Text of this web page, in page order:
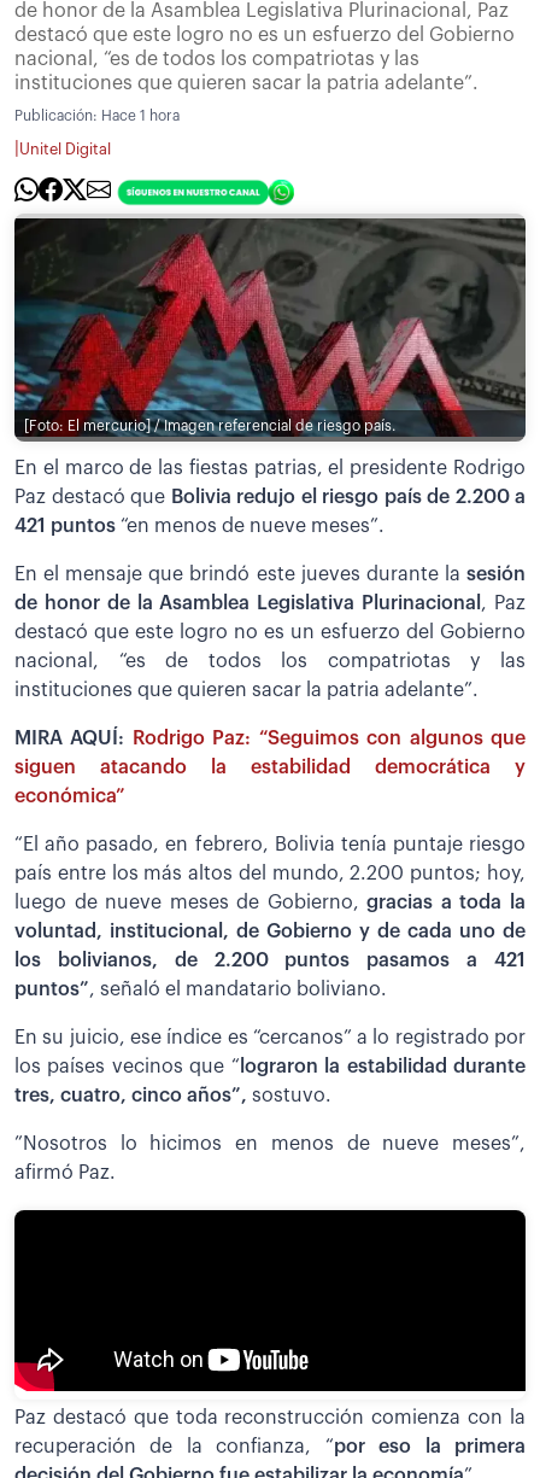
de honor de la Asamblea Legislativa Plurinacional, Paz
destacó que este logro no es un esfuerzo del Gobierno
nacional, “es de todos los compatriotas y las
instituciones que quieren sacar la patria adelante”.
Publicación: Hace 1 hora
Unitel Digital
[Foto: El mercurio] / Imagen referencial de riesgo país.
En el marco de las fiestas patrias, el presidente Rodrigo
Paz destacó que Bolivia redujo el riesgo país de 2.200 a
421 puntos “en menos de nueve meses”.
En el mensaje que brindó este jueves durante la sesión
de honor de la Asamblea Legislativa Plurinacional , Paz
destacó que este logro no es un esfuerzo del Gobierno
nacional, “es de todos los compatriotas y las
instituciones que quieren sacar la patria adelante”.
MIRA AQUÍ:
Rodrigo Paz: “Seguimos con algunos que
siguen atacando la estabilidad democrática y
económica”
“El año pasado, en febrero, Bolivia tenía puntaje riesgo
país entre los más altos del mundo, 2.200 puntos; hoy,
luego de nueve meses de Gobierno, gracias a toda la
voluntad, institucional, de Gobierno y de cada uno de
los bolivianos, de 2.200 puntos pasamos a 421
puntos”, señaló el mandatario boliviano.
En su juicio, ese índice es “cercanos” a lo registrado por
los países vecinos que “ lograron la estabilidad durante
tres, cuatro, cinco años”, sostuvo.
”Nosotros lo hicimos en menos de nueve meses”,
afirmó Paz.
Paz destacó que toda reconstrucción comienza con la
recuperación de la confianza, “por eso la primera